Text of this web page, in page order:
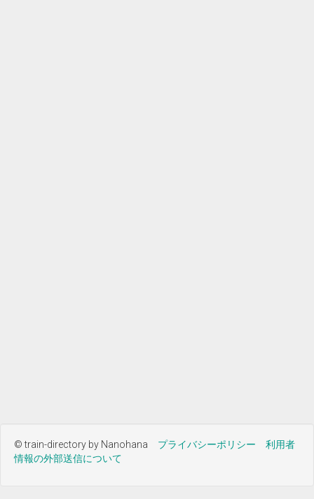
© train-directory by Nanohana プライバシーポリシー
利用者
情報の外部送信について